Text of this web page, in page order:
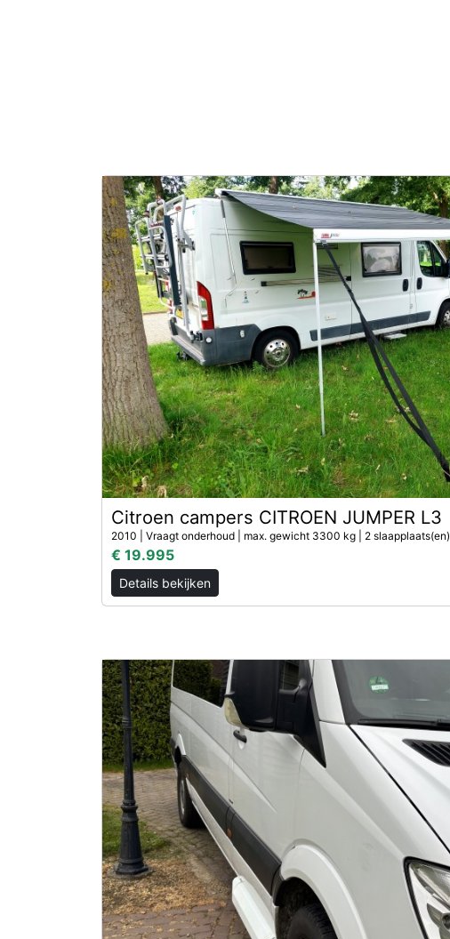
Citroen campers CITROEN JUMPER L3
2010 | Vraagt onderhoud | max. gewicht 3300 kg | 2 slaapplaats(en)
€ 19.995
Details bekijken